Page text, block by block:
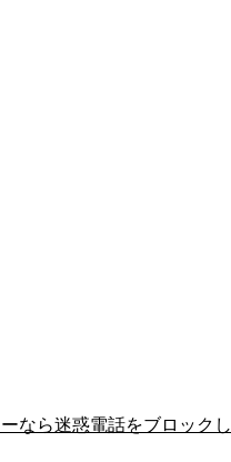
なら迷惑電話をブロックし